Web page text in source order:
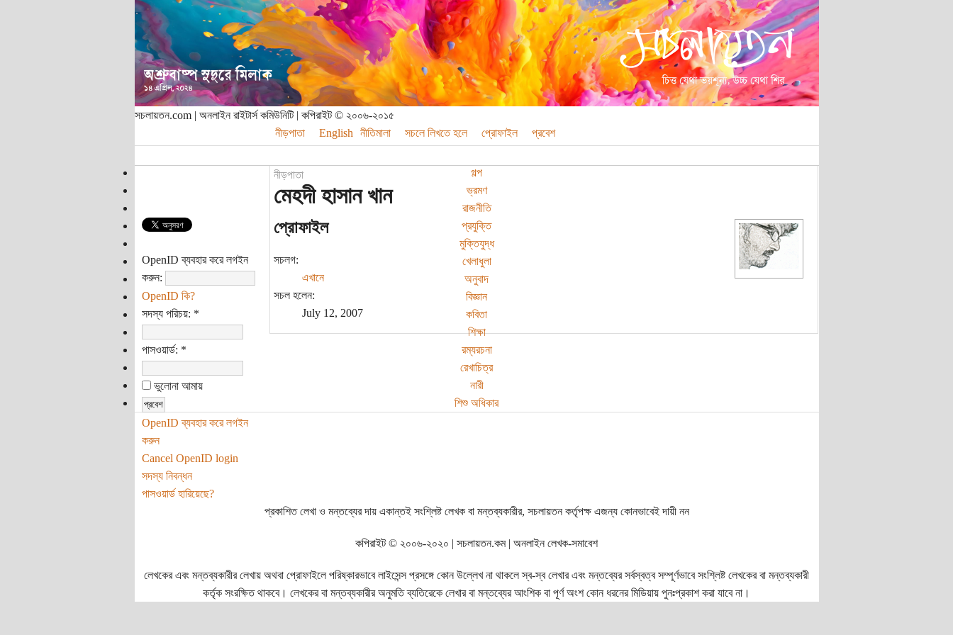
সচলায়তন.com | অনলাইন রাইটার্স কমিউনিটি | কপিরাইট © ২০০৬-২০১৫
নীড়পাতা
English নীতিমালা সচলে লিখতে হলে প্রোফাইল প্রবেশ
গল্প
ভ্রমণ
রাজনীতি
প্রযুক্তি
মুক্তিযুদ্ধ
খেলাধুলা
অনুবাদ
বিজ্ঞান
কবিতা
শিক্ষা
রম্যরচনা
রেখাচিত্র
নারী
শিশু অধিকার
OpenID ব্যবহার করে লগইন
করুন:
OpenID কি?
সদস্য পরিচয়: *
পাসওয়ার্ড: *
ভুলোনা আমায়
OpenID ব্যবহার করে লগইন
করুন
Cancel OpenID login
সদস্য নিবন্ধন
পাসওয়ার্ড হারিয়েছে?
নীড়পাতা
মেহদী হাসান খান
প্রোফাইল
সচলগ:
এখানে
সচল হলেন:
July 12, 2007
প্রকাশিত লেখা ও মন্তব্যের দায় একান্তই সংশ্লিষ্ট লেখক বা মন্তব্যকারীর, সচলায়তন কর্তৃপক্ষ এজন্য কোনভাবেই দায়ী নন
কপিরাইট © ২০০৬-২০২০ | সচলায়তন.কম | অনলাইন লেখক-সমাবেশ
লেখকের এবং মন্তব্যকারীর লেখায় অথবা প্রোফাইলে পরিষ্কারভাবে লাইসেন্স প্রসঙ্গে কোন উল্লেখ না থাকলে স্ব-স্ব লেখার এবং মন্তব্যের সর্বস্বত্ব সম্পূর্ণভাবে সংশ্লিষ্ট লেখকের বা মন্তব্যকারী
কর্তৃক সংরক্ষিত থাকবে। লেখকের বা মন্তব্যকারীর অনুমতি ব্যতিরেকে লেখার বা মন্তব্যের আংশিক বা পূর্ণ অংশ কোন ধরনের মিডিয়ায় পুনঃপ্রকাশ করা যাবে না।